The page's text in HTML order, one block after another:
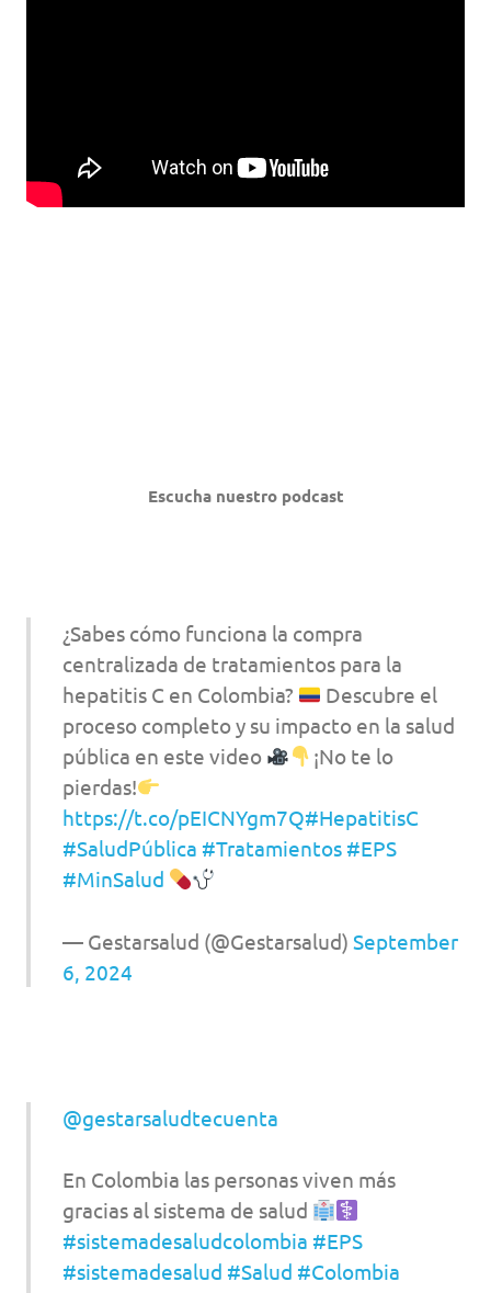
Escucha nuestro podcast
¿Sabes cómo funciona la compra
centralizada de tratamientos para la
hepatitis C en Colombia?
Descubre el
proceso completo y su impacto en la salud
pública en este video
¡No te lo
pierdas!
https://t.co/pEICNYgm7Q#HepatitisC
#SaludPública #Tratamientos #EPS
#MinSalud
— Gestarsalud (@Gestarsalud) September
6, 2024
@gestarsaludtecuenta
En Colombia las personas viven más
gracias al sistema de salud
#sistemadesaludcolombia #EPS
#sistemadesalud #Salud #Colombia